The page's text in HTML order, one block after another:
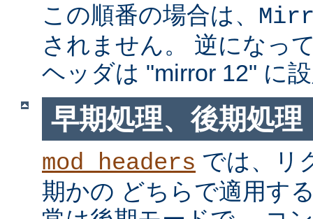
この順番の場合は、
されません。 逆になっ
ヘッダは "mirror 12" に
早期処理、後期処理
mod_headers では、リ
期かの どちらで適用す